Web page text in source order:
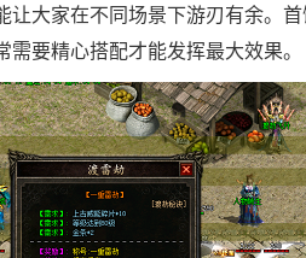
让大家在不同场景下游刃有余。
要精心搭配才能发挥最大效果。